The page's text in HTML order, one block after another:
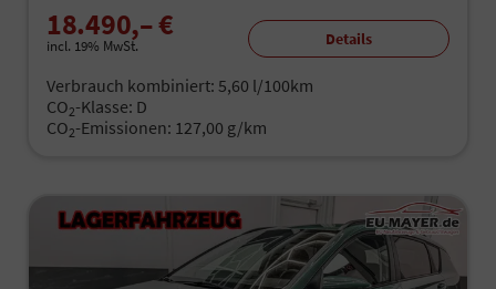
18.490,– €
incl. 19% MwSt. Details
Verbrauch kombiniert: 5,60 l/100km
CO2-Klasse: D
CO2-Emissionen: 127,00 g/km